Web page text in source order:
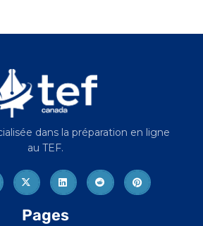
dans la préparation en ligne
au TEF.
Pages